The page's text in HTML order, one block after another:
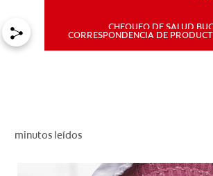
CHEQUEO DE SALUD
CORRESPONDENCIA DE
minutos leídos